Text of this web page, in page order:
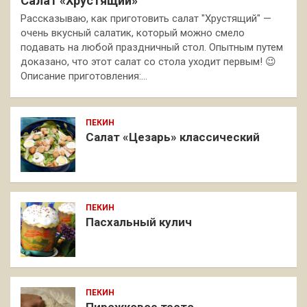
Рассказываю, как приготовить салат "Хрустящий" —
очень вкусный салатик, который можно смело
подавать на любой праздничный стол. Опытным путем
доказано, что этот салат со стола уходит первым! 😉
Описание приготовления:…
ПЕКИН
Салат «Цезарь» классический
ПЕКИН
Пасхальный кулич
ПЕКИН